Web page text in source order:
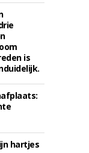
is
hartjes